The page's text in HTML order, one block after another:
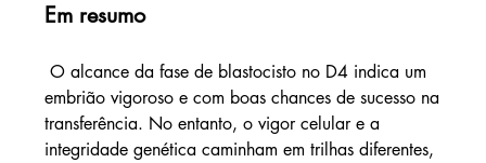
Em resumo
O alcance da fase de blastocisto no D4 indica um
embrião vigoroso e com boas chances de sucesso na
transferência. No entanto, o vigor celular e a
integridade genética caminham em trilhas diferentes,